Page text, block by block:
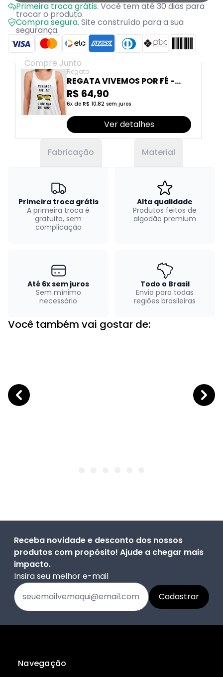
Primeira troca grátis.Você tem até 30 dias para
trocar o produto.
Compra segura. Site construído para a sua
segurança.
Compre Junto
Regata
REGATA VIVEMOS POR FÉ -
POR FELIPE GUGA
R$ 64,90
6x de R$ 10,82 sem juros
Ver detalhes
Fabricação Material
Primeira troca grátis
A primeira troca é
gratuita, sem
complicação
Alta qualidade
Produtos feitos de
algodão premium
Até 6x sem juros
Sem mínimo
necessário
Todo o Brasil
Envio para todas
regiões brasileiras
Você também vai gostar de:
Receba novidade e desconto dos nossos
produtos com propósito! Ajude a chegar mais
impacto.
Insira seu melhor e-mail
Navegação